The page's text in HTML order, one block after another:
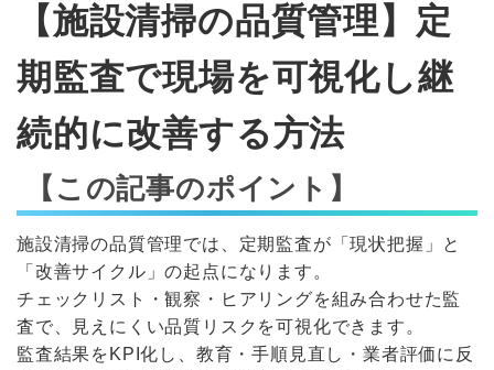
【施設清掃の品質管理】定
期監査で現場を可視化し継
続的に改善する方法
【この記事のポイント】
施設清掃の品質管理では、定期監査が「現状把握」と
「改善サイクル」の起点になります。
チェックリスト・観察・ヒアリングを組み合わせた監
査で、見えにくい品質リスクを可視化できます。
監査結果をKPI化し、教育・手順見直し・業者評価に反